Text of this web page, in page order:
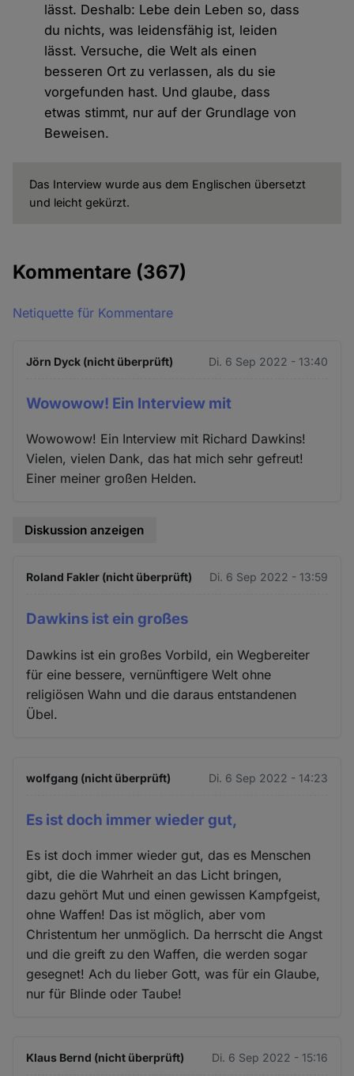
lässt. Deshalb: Lebe dein Leben so, dass
du nichts, was leidensfähig ist, leiden
lässt. Versuche, die Welt als einen
besseren Ort zu verlassen, als du sie
vorgefunden hast. Und glaube, dass
etwas stimmt, nur auf der Grundlage von
Beweisen.
Das Interview wurde aus dem Englischen übersetzt
und leicht gekürzt.
Kommentare (367)
Netiquette für Kommentare
Jörn Dyck (nicht überprüft) Di. 6 Sep 2022 - 13:40
Wowowow! Ein Interview mit
Wowowow! Ein Interview mit Richard Dawkins!
Vielen, vielen Dank, das hat mich sehr gefreut!
Einer meiner großen Helden.
Diskussion anzeigen
Roland Fakler (nicht überprüft) Di. 6 Sep 2022 - 13:59
Dawkins ist ein großes
Dawkins ist ein großes Vorbild, ein Wegbereiter
für eine bessere, vernünftigere Welt ohne
religiösen Wahn und die daraus entstandenen
Übel.
wolfgang (nicht überprüft) Di. 6 Sep 2022 - 14:23
Es ist doch immer wieder gut,
Es ist doch immer wieder gut, das es Menschen
gibt, die die Wahrheit an das Licht bringen,
dazu gehört Mut und einen gewissen Kampfgeist,
ohne Waffen! Das ist möglich, aber vom
Christentum her unmöglich. Da herrscht die Angst
und die greift zu den Waffen, die werden sogar
gesegnet! Ach du lieber Gott, was für ein Glaube,
nur für Blinde oder Taube!
Klaus Bernd (nicht überprüft) Di. 6 Sep 2022 - 15:16